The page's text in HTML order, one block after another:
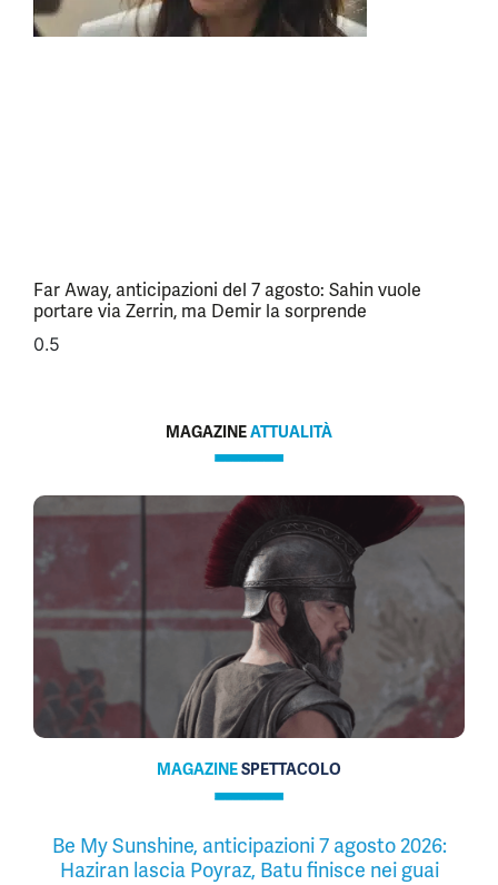
Far Away, anticipazioni del 7 agosto: Sahin vuole
portare via Zerrin, ma Demir la sorprende
MAGAZINEATTUALITÀ
MAGAZINESPETTACOLO
Be My Sunshine, anticipazioni 7 agosto 2026:
Haziran lascia Poyraz, Batu finisce nei guai